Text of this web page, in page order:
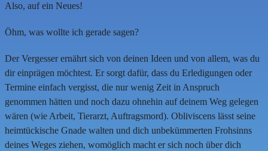
Also, auf ein Neues!
Öhm, was wollte ich gerade sagen?
Der Vergesser ernährt sich von deinen Ideen und von allem, was du
dir einprägen möchtest. Er sorgt dafür, dass du Erledigungen oder
Termine einfach vergisst, die nur wenig Zeit in Anspruch
genommen hätten und noch dazu ohnehin auf deinem Weg gelegen
wären (wie Arbeit, Tierarzt, Auftragsmord). Obliviscens lässt seine
heimtückische Gnade walten und dich unbekümmerten Frohsinns
deines Weges ziehen, womöglich macht er sich noch über dich